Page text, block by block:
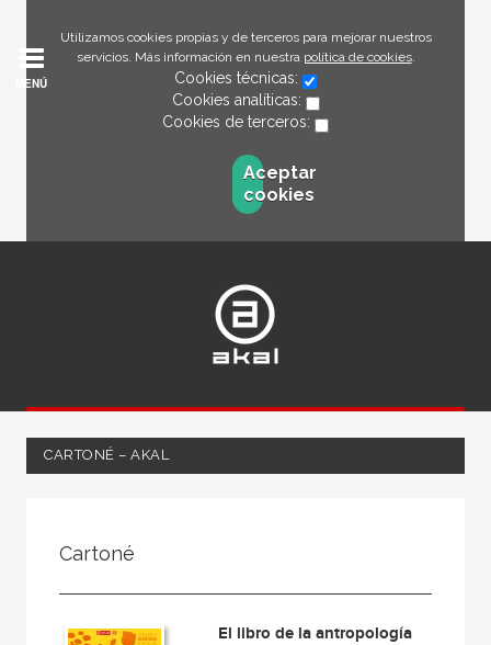
Utilizamos cookies propias y de terceros para mejorar nuestros
servicios. Más información en nuestra política de cookies.
Cookies técnicas:
Cookies analíticas:
Cookies de terceros:
Aceptar
cookies
MENÚ
CARTONÉ – AKAL
Ciencias humanas y sociales
Antropología
Antropología cultural
Cartoné
El libro de la antropología